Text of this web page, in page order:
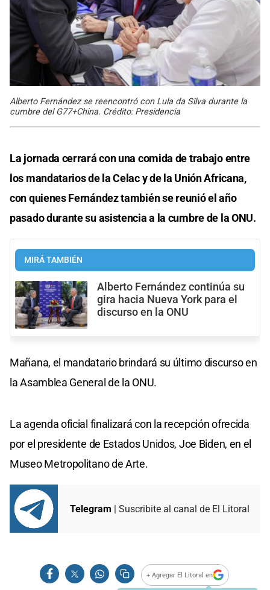
Alberto Fernández se reencontró con Lula da Silva durante la
cumbre del G77+China. Crédito: Presidencia
La jornada cerrará con una comida de trabajo entre
los mandatarios de la Celac y de la Unión Africana,
con quienes Fernández también se reunió el año
pasado durante su asistencia a la cumbre de la ONU.
MIRÁ TAMBIÉN
Alberto Fernández continúa su
gira hacia Nueva York para el
discurso en la ONU
Mañana, el mandatario brindará su último discurso en
la Asamblea General de la ONU.
La agenda oficial finalizará con la recepción ofrecida
por el presidente de Estados Unidos, Joe Biden, en el
Museo Metropolitano de Arte.
Telegram | Suscribite al canal de El Litoral
+ Agregar El Litoral en